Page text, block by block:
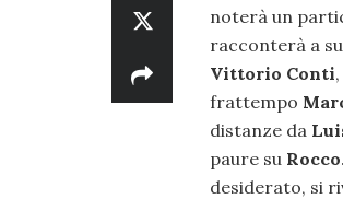
noterà un
racconterà a
Vittorio Conti
frattempo
distanze da
paure su Rocco
desiderato, si